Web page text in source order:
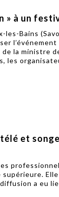
» à un
les-Bains
l’événement
la ministre
les
et
supérieure.
a eu